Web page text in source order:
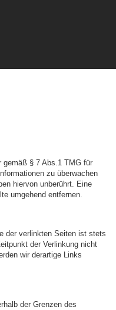
gemäß § 7 Abs.1 TMG für
zu überwachen
hiervon unberührt. Eine
umgehend entfernen.
der verlinkten Seiten ist stets
der Verlinkung nicht
wir derartige Links
der Grenzen des